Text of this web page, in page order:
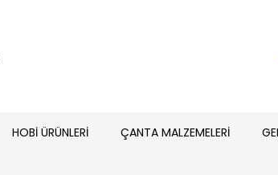
HOBİ ÜRÜNLERİ ÇANTA MALZEMELERİ